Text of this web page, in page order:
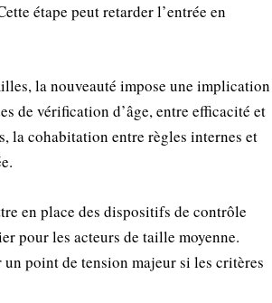
étape peut retarder l’entrée en
la nouveauté impose une implication
de vérification d’âge, entre efficacité et
la cohabitation entre règles internes et
en place des dispositifs de contrôle
pour les acteurs de taille moyenne.
point de tension majeur si les critères